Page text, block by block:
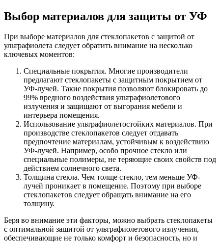
Выбор материалов для защиты от УФ
При выборе материалов для стеклопакетов с защитой от
ультрафиолета следует обратить внимание на несколько
ключевых моментов:
Специальные покрытия. Многие производители
предлагают стеклопакеты с защитным покрытием от
УФ-лучей. Такие покрытия позволяют блокировать до
99% вредного воздействия ультрафиолетового
излучения и защищают от выгорания мебели и
интерьера помещения.
Использование ультрафиолетостойких материалов. При
производстве стеклопакетов следует отдавать
предпочтение материалам, устойчивым к воздействию
УФ-лучей. Например, особо прочное стекло или
специальные полимеры, не теряющие своих свойств под
действием солнечного света.
Толщина стекла. Чем толще стекло, тем меньше УФ-
лучей проникает в помещение. Поэтому при выборе
стеклопакетов следует обращать внимание на его
толщину.
Беря во внимание эти факторы, можно выбрать стеклопакеты
с оптимальной защитой от ультрафиолетового излучения,
обеспечивающие не только комфорт и безопасность, но и